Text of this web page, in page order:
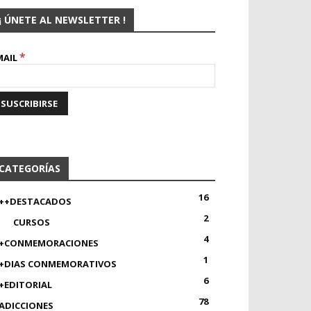
ÚNETE AL NEWSLETTER !
*
16
CURSOS
2
4
CONMEMORATIVOS
1
6
78